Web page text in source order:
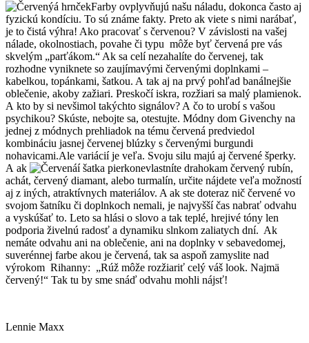
Farby ovplyvňujú našu náladu, dokonca často aj
fyzickú kondíciu. To sú známe fakty. Preto ak viete s nimi narábať,
je to čistá výhra! Ako pracovať s červenou? V závislosti na vašej
nálade, okolnostiach, povahe či typu môže byť červená pre vás
skvelým „parťákom.“ Ak sa celí nezahalíte do červenej, tak
rozhodne vyniknete so zaujímavými červenými doplnkami –
kabelkou, topánkami, šatkou. A tak aj na prvý pohľad banálnejšie
oblečenie, akoby zažiari. Preskočí iskra, rozžiari sa malý plamienok.
A kto by si nevšimol takýchto signálov? A čo to urobí s vašou
psychikou? Skúste, nebojte sa, otestujte. Módny dom Givenchy na
jednej z módnych prehliadok na tému červená predviedol
kombináciu jasnej červenej blúzky s červenými burgundi
nohavicami.Ale variácií je veľa. Svoju silu majú aj červené šperky.
A ak
nevlastníte drahokam červený rubín,
achát, červený diamant, alebo turmalín, určite nájdete veľa možností
aj z iných, atraktívnych materiálov. A ak ste doteraz nič červené vo
svojom šatníku či doplnkoch nemali, je najvyšší čas nabrať odvahu
a vyskúšať to. Leto sa hlási o slovo a tak teplé, hrejivé tóny len
podporia živelnú radosť a dynamiku slnkom zaliatych dní. Ak
nemáte odvahu ani na oblečenie, ani na doplnky v sebavedomej,
suverénnej farbe akou je červená, tak sa aspoň zamyslite nad
výrokom Rihanny: „Rúž môže rozžiariť celý váš look. Najmä
červený!“ Tak tu by sme snáď odvahu mohli nájsť!
Lennie Maxx